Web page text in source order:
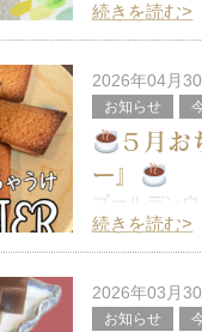
水無月は旧暦
語源は「水
続きを読む>
2026年04月30
お知らせ
５月お
ー』
ゴールデン
やっぱり春
ル…でもない
続きを読む>
2026年03月30
お知らせ